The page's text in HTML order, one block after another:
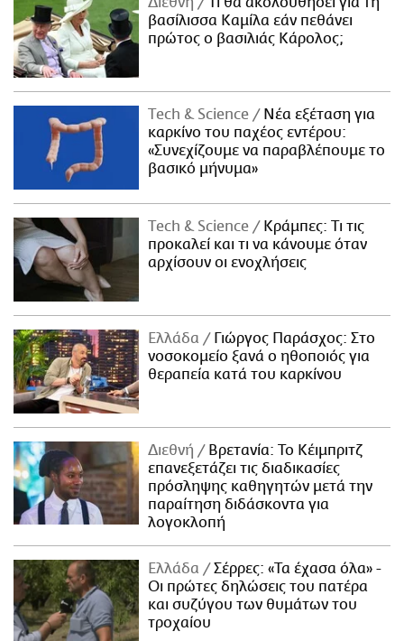
βασίλισσα Καμίλα εάν πεθάνει
πρώτος ο βασιλιάς Κάρολος;
Τech & Science
Νέα εξέταση για
καρκίνο του παχέος εντέρου:
«Συνεχίζουμε να παραβλέπουμε το
βασικό μήνυμα»
Τech & Science
Κράμπες: Τι τις
προκαλεί και τι να κάνουμε όταν
αρχίσουν οι ενοχλήσεις
Ελλάδα
Γιώργος Παράσχος: Στο
νοσοκομείο ξανά ο ηθοποιός για
θεραπεία κατά του καρκίνου
Διεθνή
Βρετανία: Το Κέιμπριτζ
επανεξετάζει τις διαδικασίες
πρόσληψης καθηγητών μετά την
παραίτηση διδάσκοντα για
λογοκλοπή
Ελλάδα
Σέρρες: «Τα έχασα όλα» -
Οι πρώτες δηλώσεις του πατέρα
και συζύγου των θυμάτων του
τροχαίου